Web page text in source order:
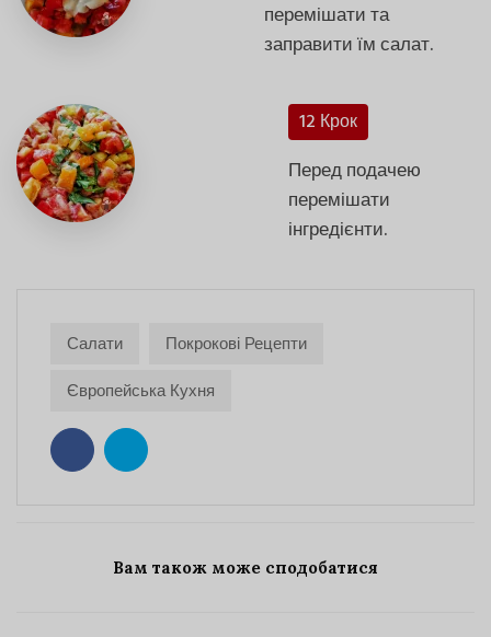
перемішати та
заправити їм салат.
12 Крок
Перед подачею
перемішати
інгредієнти.
Салати
Покрокові Рецепти
Європейська Кухня
Вам також може сподобатися